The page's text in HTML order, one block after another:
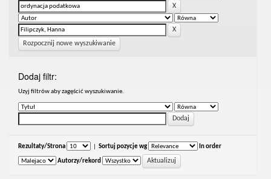
Rozpocznij nowe wyszukiwanie
Dodaj filtr:
Uzyj filtrów aby zagęścić wyszukiwanie.
Rezultaty/Strona Sortuj pozycje wg In order
Autorzy/rekord